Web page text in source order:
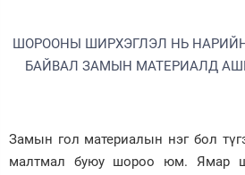
ШОРООНЫ ШИРХЭГЛЭЛ НЬ
БАЙВАЛ ЗАМЫН МАТЕРИАЛД
Замын гол материалын нэг бол
малтмал буюу шороо юм. Ямар